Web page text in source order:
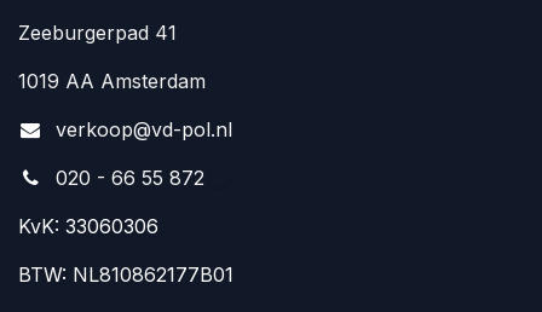
Zeeburgerpad 41
1019 AA Amsterdam
verkoop@vd-pol.nl
020 - 66 55 872
KvK: 33060306
BTW: NL810862177B01